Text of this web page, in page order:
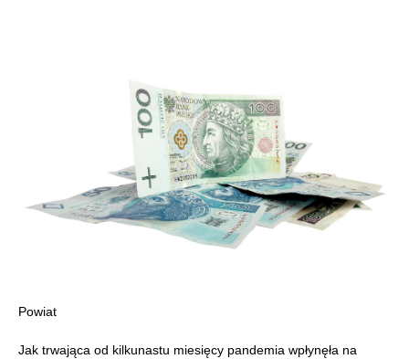
Powiat
Jak trwająca od kilkunastu miesięcy pandemia wpłynęła na